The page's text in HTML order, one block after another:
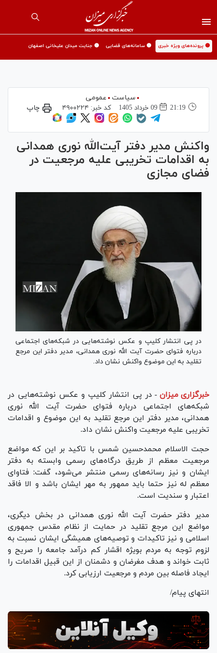
🟡 پرونده‌های ویژه خبری 🟡 سامانه‌های قضایی 🟡 جنایت میدان علیخانی اصفهان
سیاست
عمومی
21:19
09 خرداد 1405 کد خبر: ۴۹۰۰۲۲۴ چاپ
واکنش مدیر دفتر آیت‌الله نوری همدانی
به اقدامات تخریبی علیه مرجعیت در
فضای مجازی
در پی انتشار کلیپ و عکس نوشته‌هایی در شبکه‌های اجتماعی
درباره فتوای حضرت آیت الله نوری همدانی، مدیر دفتر این مرجع
تقلید به این موضوع واکنش نشان داد.
خبرگزاری میزان - در پی انتشار کلیپ و عکس نوشته‌هایی در
شبکه‌های اجتماعی درباره فتوای حضرت آیت الله نوری
همدانی، مدیر دفتر این مرجع تقلید به این موضوع و اقدامات
تخریبی علیه مرجعیت واکنش نشان داد.
حجت الاسلام محمدحسین شمس با تاکید بر این که مواضع
مرجعیت معظم از طریق درگاه‌های رسمی وابسته به دفتر
ایشان و نیز رسانه‌های رسمی منتشر می‌شود، گفت: فتاوای
معظم له نیز حتما باید ممهور به مهر ایشان باشد و الا فاقد
اعتبار و سندیت است.
مدیر دفتر حضرت آیت الله نوری همدانی در بخش دیگری،
مواضع این مرجع تقلید در حمایت از نظام مقدس جمهوری
اسلامی و نیز تاکیدات و توصیه‌های همیشگی ایشان نسبت به
لزوم توجه به مردم بویژه اقشار کم درآمد جامعه را صریح و
ثابت خواند و هدف مغرضان و دشمنان از این قبیل اقدامات را
ایجاد فاصله بین مردم و مرجعیت ارزیابی کرد.
انتهای پیام/